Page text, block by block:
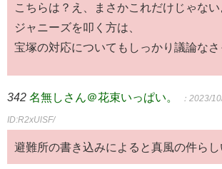
こちらは？え、まさかこれだけじゃな
ジャニーズを叩く方は、
宝塚の対応についてもしっかり議論なさ
342 名無しさん＠花束いっぱい。 ：2023/
ID:R2xUlSF/
避難所の書き込みによると真風の件らし